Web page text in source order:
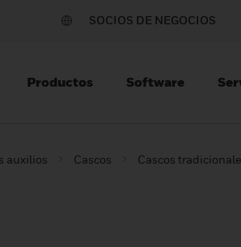
SOCIOS DE NEGOCIOS
Productos Software
auxilios Cascos Cascos